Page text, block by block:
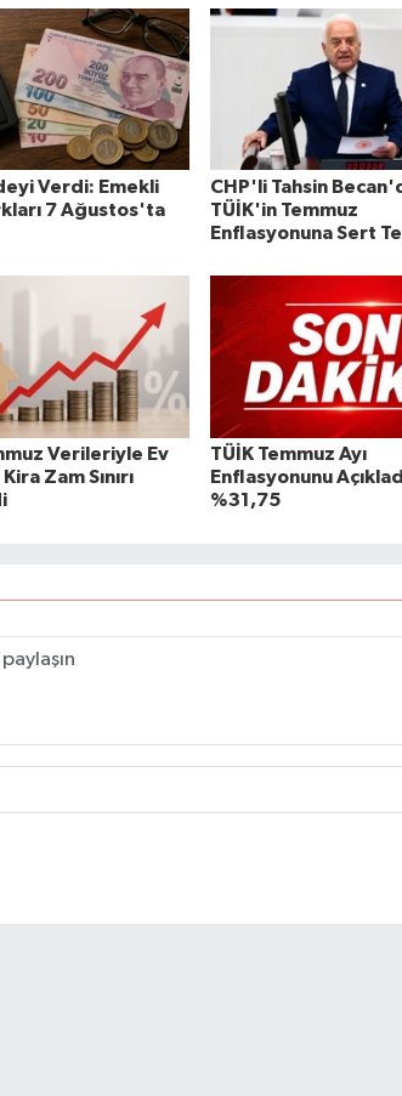
Verdi: Emekli
7 Ağustos'ta
CHP'li Tahsin
TÜİK'in Temmuz
Enflasyonuna Sert
Verileriyle Ev
Zam Sınırı
TÜİK Temmuz Ayı
Enflasyonunu
%31,75